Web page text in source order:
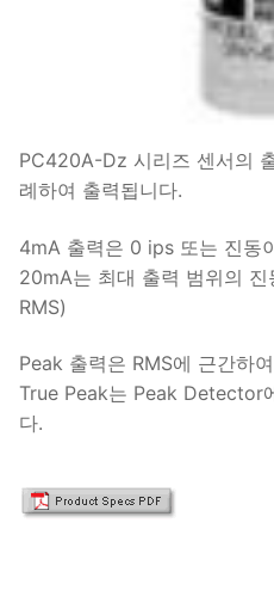
PC420A-Dz 시리즈 센서의
례하여 출력됩니다.
4mA 출력은 0 ips 또는 진동
20mA는 최대 출력 범위의
RMS)
Peak 출력은 RMS에 근간하
True Peak는 Peak Detector
다.